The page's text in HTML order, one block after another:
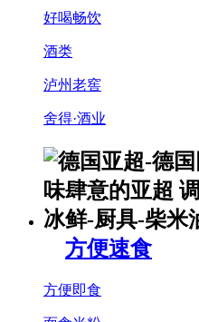
好喝畅饮
酒类
泸州老窖
舍得·酒业
方便速食
方便即食